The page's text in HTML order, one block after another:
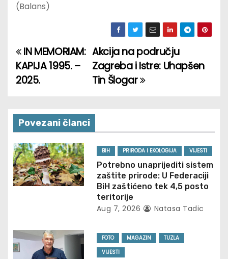
(Balans)
P
o
t
n
a
v
g
a
Akcija na području
Zagreba i Istre: Uhapšen
Tin Šlogar
IN MEMORIAM:
KAPIJA 1995. –
2025.
Povezani članci
BIH PRIRODA I EKOLOGIJA VIJESTI
Potrebno unaprijediti sistem
zaštite prirode: U Federaciji
BiH zaštićeno tek 4,5 posto
teritorije
Aug 7, 2026 Natasa Tadic
FOTO MAGAZIN
TUZLA
VIJESTI